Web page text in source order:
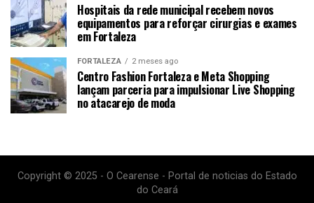
Hospitais da rede municipal recebem novos
equipamentos para reforçar cirurgias e exames
em Fortaleza
FORTALEZA 2 meses ago
Centro Fashion Fortaleza e Meta Shopping
lançam parceria para impulsionar Live Shopping
no atacarejo de moda
Copyright © 2025 - O Cearense - Portal de noticias do Estado
do Ceará